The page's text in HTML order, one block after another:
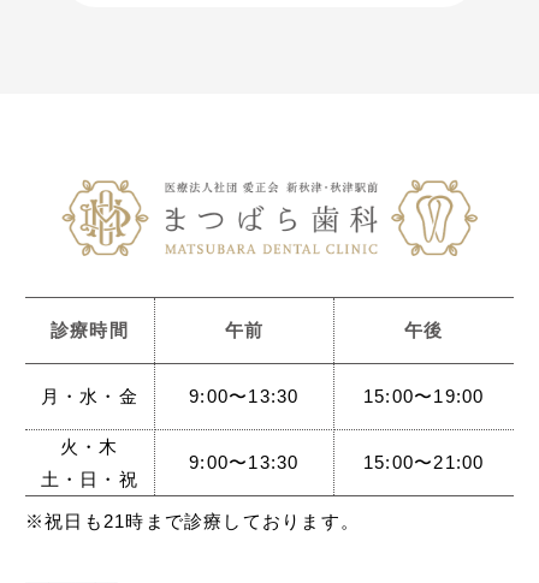
診療時間 午前 午後
月・水・金 9:00〜13:30 15:00〜19:00
火・木
土・日・祝
9:00〜13:30 15:00〜21:00
※祝日も21時まで診療しております。